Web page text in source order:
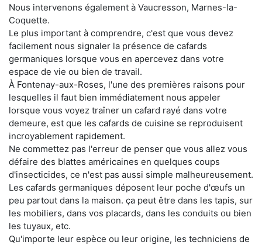
Nous intervenons également à Vaucresson, Marnes-la-
Coquette.
Le plus important à comprendre, c'est que vous devez
facilement nous signaler la présence de cafards
germaniques lorsque vous en apercevez dans votre
espace de vie ou bien de travail.
À Fontenay-aux-Roses, l'une des premières raisons pour
lesquelles il faut bien immédiatement nous appeler
lorsque vous voyez traîner un cafard rayé dans votre
demeure, est que les cafards de cuisine se reproduisent
incroyablement rapidement.
Ne commettez pas l'erreur de penser que vous allez vous
défaire des blattes américaines en quelques coups
d'insecticides, ce n'est pas aussi simple malheureusement.
Les cafards germaniques déposent leur poche d'œufs un
peu partout dans la maison. ça peut être dans les tapis, sur
les mobiliers, dans vos placards, dans les conduits ou bien
les tuyaux, etc.
Qu'importe leur espèce ou leur origine, les techniciens de